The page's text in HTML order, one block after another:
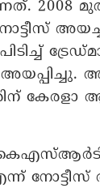
2008
കേരളാ